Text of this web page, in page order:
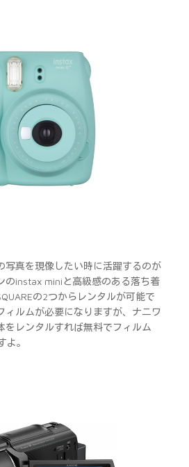
写真を現像したい時に活躍するのが
のinstax miniと高級感のある落ち着
の2つからレンタルが可能で
ィルムが必要になりますが、ナニワ
をレンタルすれば無料でフィルム
よ。